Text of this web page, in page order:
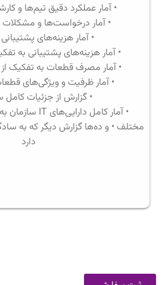
• آمار عملکرد دقیق تیم‌ها و
• آمار درخواست‌ها و مشکلات
• آمار هزینه‌های
• آمار هزینه‌های پشتیبانی به
• آمار مصرف قطعات به تفکیک
• آمار ظرفیت و ویژگی‌های
• گزارش از جزئیات
• آمار کامل دارایی‌های IT سازمان به تفکیک از جنبه‌های
مختلف • و ده‌ها گزارش دیگر که به
دارد